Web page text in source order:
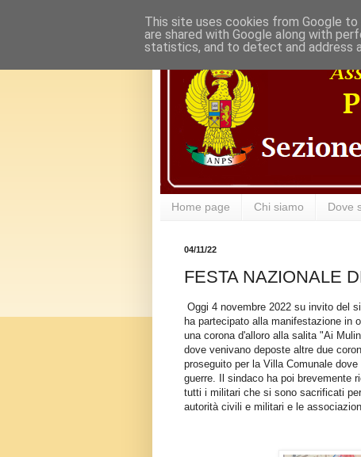
Home page Chi siamo Dove
04/11/22
FESTA NAZIONALE
Oggi 4 novembre 2022 su invito del
ha partecipato alla manifestazione in
una corona d'alloro alla salita "Ai
dove venivano deposte altre due
proseguito per la Villa Comunale
guerre. Il sindaco ha poi brevemente
tutti i militari che si sono sacrificati
autorità civili e militari e le
This site uses cookies from Google
are shared with Google along with
statistics, and to detect and address